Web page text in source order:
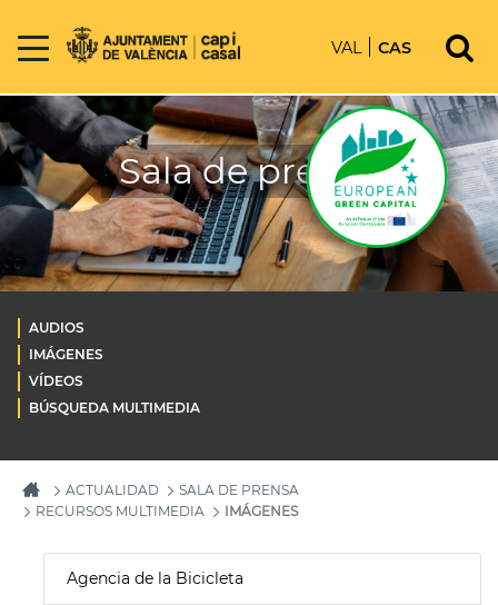
VAL CAS
Sala de prensa
AUDIOS
IMÁGENES
VÍDEOS
BÚSQUEDA MULTIMEDIA
ACTUALIDAD
SALA DE PRENSA
RECURSOS MULTIMEDIA
IMÁGENES
Agencia de la Bicicleta